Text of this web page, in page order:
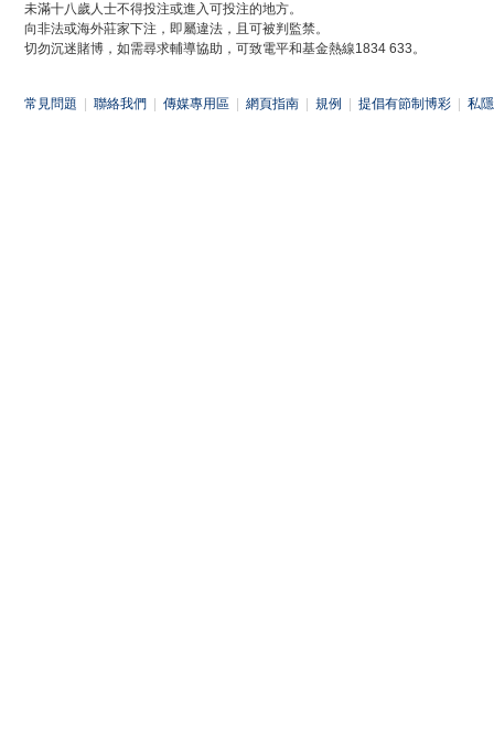
未滿十八歲人士不得投注或進入可投注的地方。
向非法或海外莊家下注，即屬違法，且可被判監禁。
切勿沉迷賭博，如需尋求輔導協助，可致電平和基金熱線1834 633。
常見問題 聯絡我們 傳媒專用區 網頁指南 規例 提倡有節制博彩 私